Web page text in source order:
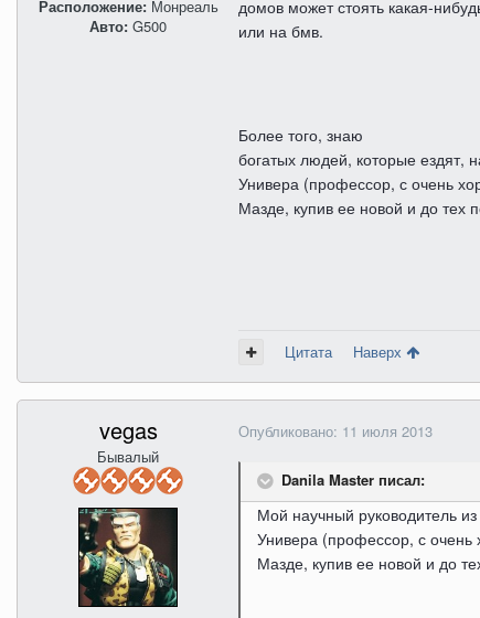
Расположение:Монреаль
Авто: G500
домов может стоять какая-
или на бмв.
Более того, знаю
богатых людей, которые ездят,
Универа (профессор, с очень
Мазде, купив ее новой и до тех
Цитата Наверх
vegas
Бывалый
Опубликовано: 11 июля 2013
Danila Master писал:
Мой научный руководитель из
Универа (профессор, с
Мазде, купив ее новой и до